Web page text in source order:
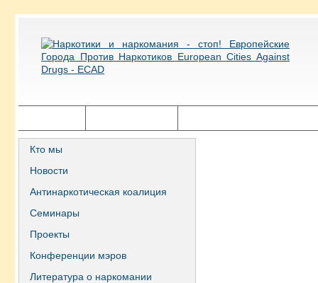
Кто мы
Новости
Антинаркотическая коалиция
Семинары
Проекты
Конференции мэров
Литература о наркомании